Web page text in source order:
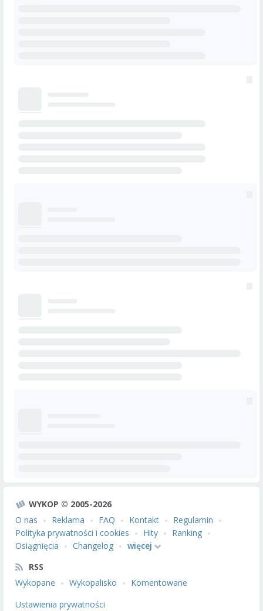
WYKOP © 2005-2026
O nas
Reklama FAQ Kontakt
Regulamin
Polityka prywatności i cookies
Hity
Ranking
Osiągnięcia
Changelog
więcej
RSS
Wykopane
Wykopalisko
Komentowane
Ustawienia prywatności